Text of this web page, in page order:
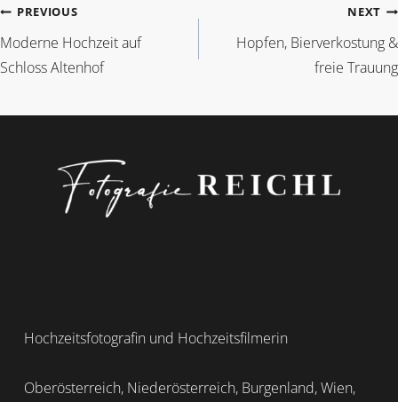
PREVIOUS
Moderne Hochzeit auf
Schloss Altenhof
NEXT
Hopfen, Bierverkostung &
freie Trauung
Hochzeitsfotografin und Hochzeitsfilmerin
Oberösterreich, Niederösterreich, Burgenland, Wien,